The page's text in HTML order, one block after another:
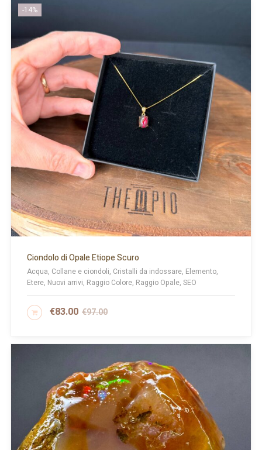
-14%
Ciondolo di Opale Etiope Scuro
Acqua, Collane e ciondoli, Cristalli da indossare, Elemento,
Etere, Nuovi arrivi, Raggio Colore, Raggio Opale, SEO
€97.00
€83.00
AGGIUNGI AL CARRELLO